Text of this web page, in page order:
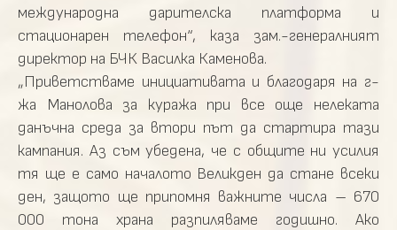
международна дарителска платформа и
стационарен телефон“, каза зам.-генералният
директор на БЧК Василка Каменова.
„Приветстваме инициативата и благодаря на г-
жа Манолова за куража при все още нелеката
данъчна среда за втори път да стартира тази
кампания. Аз съм убедена, че с общите ни усилия
тя ще е само началото Великден да стане всеки
ден, защото ще припомня важните числа – 670
000 тона храна разпиляваме годишно. Ако